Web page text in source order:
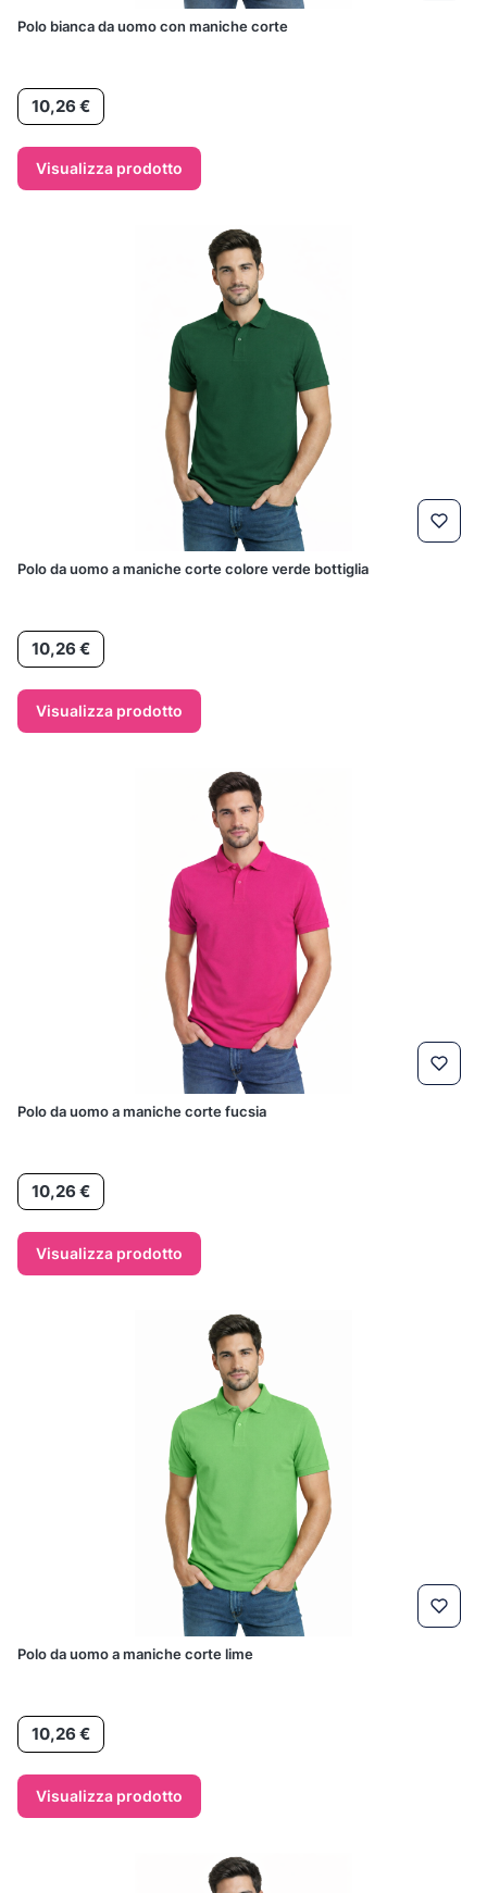
Polo bianca da uomo con maniche corte
Prezzo
10,26 €
Visualizza prodotto
Polo da uomo a maniche corte colore verde bottiglia
Prezzo
10,26 €
Visualizza prodotto
Polo da uomo a maniche corte fucsia
Prezzo
10,26 €
Visualizza prodotto
Polo da uomo a maniche corte lime
Prezzo
10,26 €
Visualizza prodotto